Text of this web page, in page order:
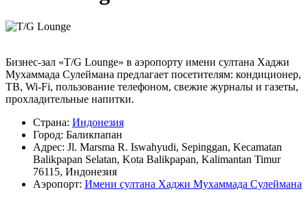
Бизнес-зал «T/G Lounge» в аэропорту имени султана Хаджи
Мухаммада Сулеймана предлагает посетителям: кондиционер,
ТВ, Wi-Fi, пользование телефоном, свежие журналы и газеты,
прохладительные напитки.
Страна: Индонезия
Город: Баликпапан
Адрес: Jl. Marsma R. Iswahyudi, Sepinggan, Kecamatan
Balikpapan Selatan, Kota Balikpapan, Kalimantan Timur
76115, Индонезия
Аэропорт: Имени султана Хаджи Мухаммада Сулеймана